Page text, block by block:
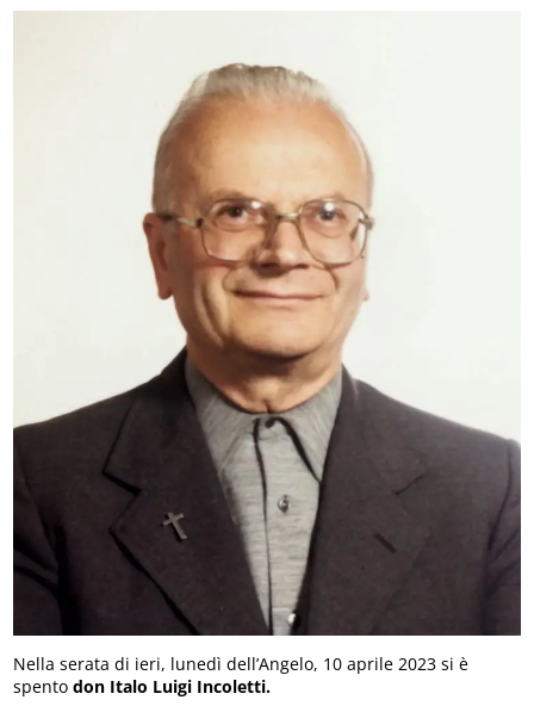
Nella serata di ieri, lunedì dell’Angelo, 10 aprile 2023 si è
spentodon Italo Luigi Incoletti.